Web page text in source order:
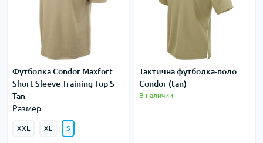
Футболка Condor Maxfort
Short Sleeve Training Top S
Tan
Размер
XXL XL S
Тактична футболка-поло
Condor (tan)
В наличии